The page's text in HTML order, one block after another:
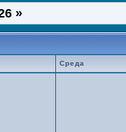
»
Среда